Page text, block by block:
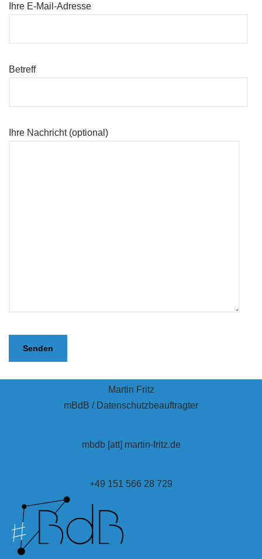
Ihre E-Mail-Adresse
Betreff
Ihre Nachricht (optional)
Martin Fritz
mBdB / Datenschutzbeauftragter
mbdb [att] martin-fritz.de
+49 151 566 28 729